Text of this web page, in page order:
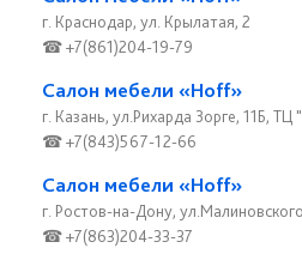
г. Краснодар, ул. Крылатая, 2
☎ +7(861)204-19-79
Салон мебели «Hoff»
г. Казань, ул.Рихарда Зорге, 11Б, ТЦ
☎ +7(843)567-12-66
Салон мебели «Hoff»
г. Ростов-на-Дону,
☎ +7(863)204-33-37